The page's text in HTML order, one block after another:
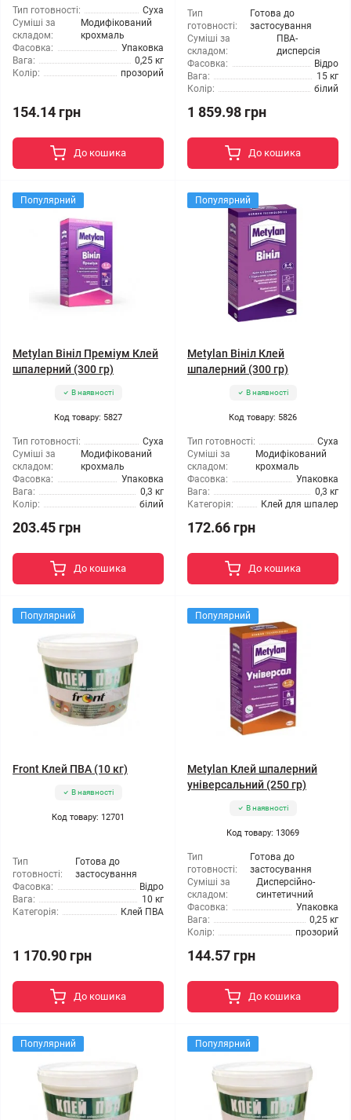
Тип готовності:
Суха
Суміші за
складом:
Модифікований
крохмаль
Фасовка:
Упаковка
Вага:
0,25 кг
Колір:
прозорий
154.14 грн
До кошика
Тип
готовності:
Готова до
застосування
Суміші за
складом:
ПВА-
дисперсія
Фасовка:
Відро
Вага:
15 кг
Колір:
білий
1 859.98 грн
До кошика
Популярний
Metylan Вініл Преміум Клей
шпалерний (300 гр)
В наявності
Код товару: 5827
Тип готовності:
Суха
Суміші за
складом:
Модифікований
крохмаль
Фасовка:
Упаковка
Вага:
0,3 кг
Колір:
білий
203.45 грн
До кошика
Популярний
Metylan Вініл Клей
шпалерний (300 гр)
В наявності
Код товару: 5826
Тип готовності:
Суха
Суміші за
складом:
Модифікований
крохмаль
Фасовка:
Упаковка
Вага:
0,3 кг
Категорія:
Клей для шпалер
172.66 грн
До кошика
Популярний
Front Клей ПВА (10 кг)
В наявності
Код товару: 12701
Тип
готовності:
Готова до
застосування
Фасовка:
Відро
Вага:
10 кг
Категорія:
Клей ПВА
1 170.90 грн
До кошика
Популярний
Metylan Клей шпалерний
універсальний (250 гр)
В наявності
Код товару: 13069
Тип
готовності:
Готова до
застосування
Суміші за
складом:
Дисперсійно-
синтетичний
Фасовка:
Упаковка
Вага:
0,25 кг
Колір:
прозорий
144.57 грн
До кошика
Популярний Популярний